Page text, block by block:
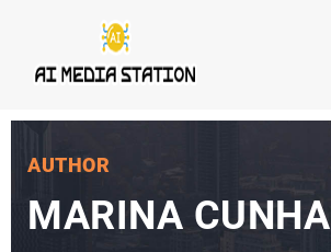
AUTHOR
MARINA CUNHA